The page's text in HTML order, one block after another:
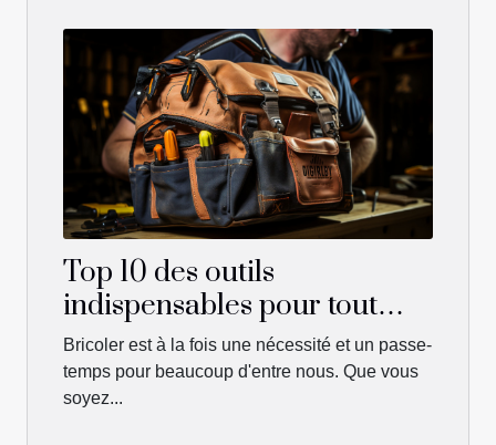
Top 10 des outils
indispensables pour tout
bricoleur
Bricoler est à la fois une nécessité et un passe-
temps pour beaucoup d'entre nous. Que vous
soyez...